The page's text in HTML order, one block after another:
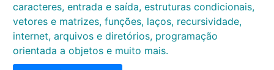
caracteres, entrada e saída, estruturas condicionais,
vetores e matrizes, funções, laços, recursividade,
internet, arquivos e diretórios, programação
orientada a objetos e muito mais.